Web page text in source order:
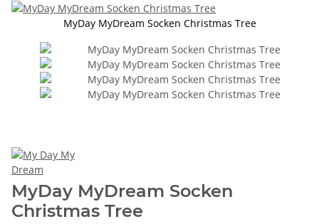
MyDay MyDream Socken Christmas Tree
MyDay MyDream Socken
Christmas Tree